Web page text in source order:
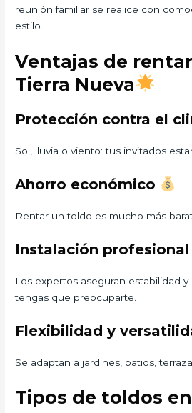
reunión familiar se realice con
estilo.
Ventajas de
Tierra Nueva
Protección contra el
Sol, lluvia o viento: tus invitados
Ahorro económico
Rentar un toldo es mucho más
Instalación profesional
Los expertos aseguran estabilidad
tengas que preocuparte.
Flexibilidad y
Se adaptan a jardines, patios,
Tipos de toldos